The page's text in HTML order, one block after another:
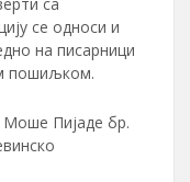
се односи и
на писарници
пошиљком.
Моше Пијаде бр.